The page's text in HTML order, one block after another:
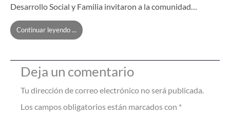
Desarrollo Social y Familia invitaron a la comunidad…
Continuar leyendo ...
Deja un comentario
Tu dirección de correo electrónico no será publicada.
Los campos obligatorios están marcados con *